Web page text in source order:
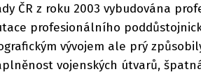
ČR z roku 2003 vybudována
profesionálního
vývojem ale prý
vojenských útvarů,